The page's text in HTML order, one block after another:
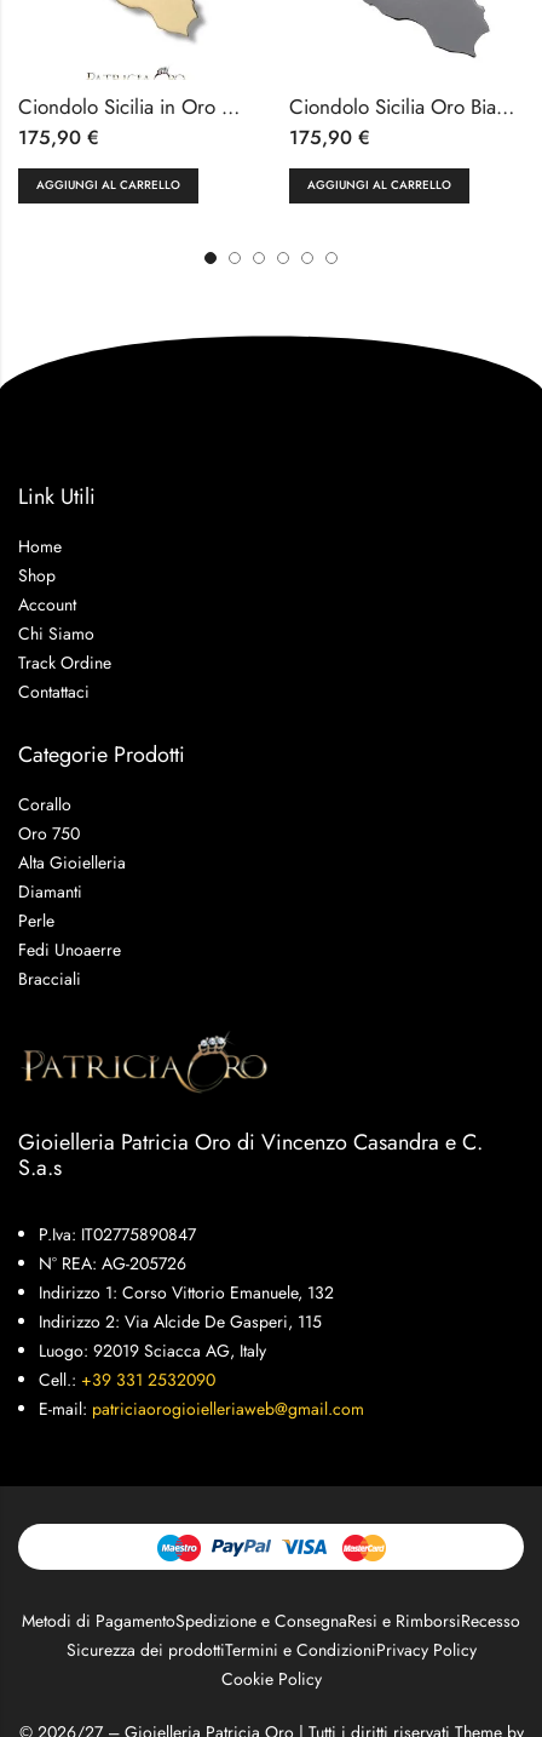
Ciondolo Sicilia in Oro Giallo 18k
175,90 €
AGGIUNGI AL CARRELLO
Ciondolo Sicilia Oro Bianco 18k 1g
175,90 €
AGGIUNGI AL CARRELLO
Gioielleria Patricia Oro di Vincenzo Casandra e C.
S.a.s
P.Iva: IT02775890847
N° REA: AG-205726
Indirizzo 1: Corso Vittorio Emanuele, 132
Indirizzo 2: Via Alcide De Gasperi, 115
Luogo: 92019 Sciacca AG, Italy
Cell.: +39 331 2532090
E-mail: patriciaorogioielleriaweb@gmail.com
Categorie Prodotti
Corallo
Oro 750
Alta Gioielleria
Diamanti
Perle
Fedi Unoaerre
Bracciali
Link Utili
Home
Shop
Account
Chi Siamo
Track Ordine
Contattaci
Metodi di PagamentoSpedizione e ConsegnaResi e RimborsiRecesso
Sicurezza dei prodottiTermini e CondizioniPrivacy Policy
Cookie Policy
© 2026/27 – Gioielleria Patricia Oro | Tutti i diritti riservati Theme by